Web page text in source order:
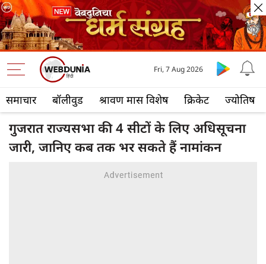
समाचार बॉलीवुड श्रावण मास विशेष क्रिकेट ज्योतिष
Fri, 7 Aug 2026
गुजरात राज्यसभा की 4 सीटों के लिए अधिसूचना
जारी, जानिए कब तक भर सकते हैं नामांकन